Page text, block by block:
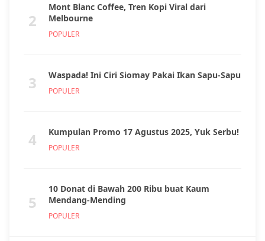
2
Mont Blanc Coffee, Tren Kopi Viral dari
Melbourne
POPULER
3 Waspada! Ini Ciri Siomay Pakai Ikan Sapu-Sapu
POPULER
4 Kumpulan Promo 17 Agustus 2025, Yuk Serbu!
POPULER
5
10 Donat di Bawah 200 Ribu buat Kaum
Mendang-Mending
POPULER